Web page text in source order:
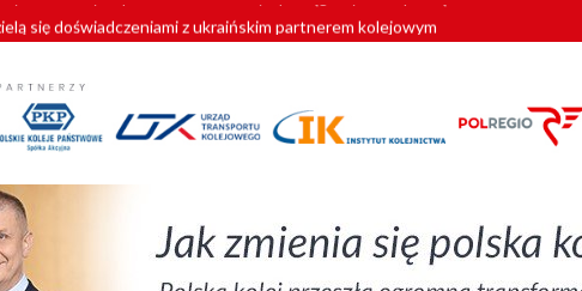
się doświadczeniami z ukraińskim partnerem kolejowym
Vectrony na 230 km/h
pociągi od PESA. Sześć nowoczesnych ELF-ów wyjedzie na tory w 2029 roku
180 nowych pracowników drużyn pociągowych od początku roku